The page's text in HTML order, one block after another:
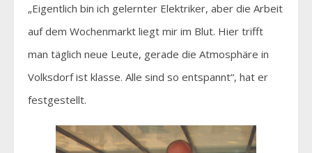
„Eigentlich bin ich gelernter Elektriker, aber die Arbeit
auf dem Wochenmarkt liegt mir im Blut. Hier trifft
man täglich neue Leute, gerade die Atmosphäre in
Volksdorf ist klasse. Alle sind so entspannt“, hat er
festgestellt.